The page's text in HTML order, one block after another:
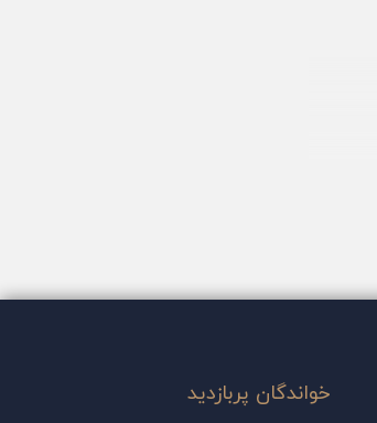
خواندگان پربازدید